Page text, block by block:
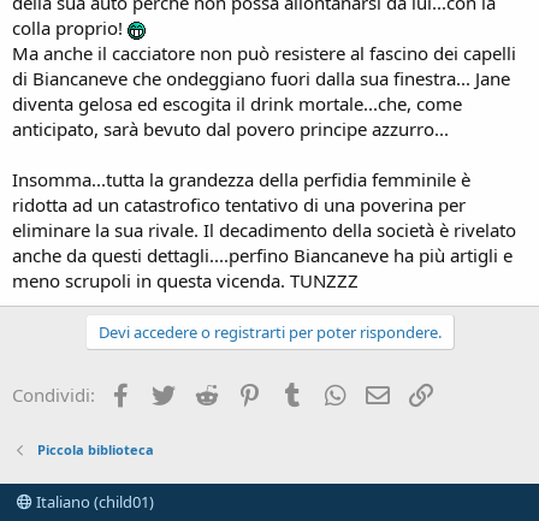
colla proprio!
Ma anche il cacciatore non può resistere al fascino dei capelli
di Biancaneve che ondeggiano fuori dalla sua finestra... Jane
diventa gelosa ed escogita il drink mortale...che, come
anticipato, sarà bevuto dal povero principe azzurro...
Insomma...tutta la grandezza della perfidia femminile è
ridotta ad un catastrofico tentativo di una poverina per
eliminare la sua rivale. Il decadimento della società è rivelato
anche da questi dettagli....perfino Biancaneve ha più artigli e
meno scrupoli in questa vicenda. TUNZZZ
Devi accedere o registrarti per poter rispondere.
Condividi: Facebook
Twitter Reddit PinterestTumblrWhatsApp
e-mail
Piccola biblioteca
Italiano (child01)